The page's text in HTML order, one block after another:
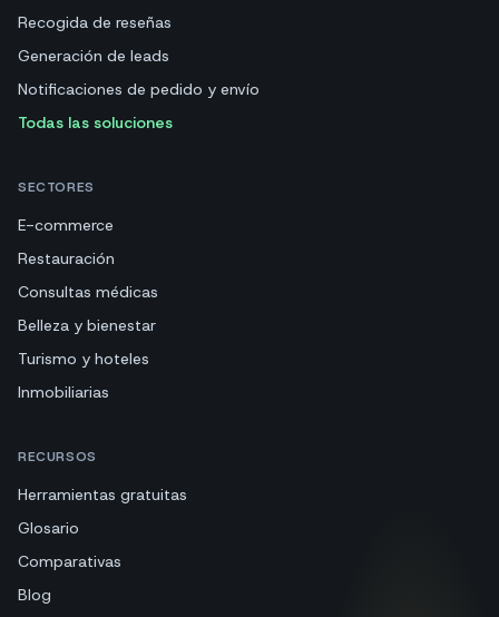
Recogida de reseñas
Generación de leads
Notificaciones de pedido y envío
Todas las soluciones
SECTORES
E-commerce
Restauración
Consultas médicas
Belleza y bienestar
Turismo y hoteles
Inmobiliarias
RECURSOS
Herramientas gratuitas
Glosario
Comparativas
Blog